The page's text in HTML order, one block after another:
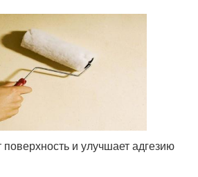
поверхность и улучшает адгезию